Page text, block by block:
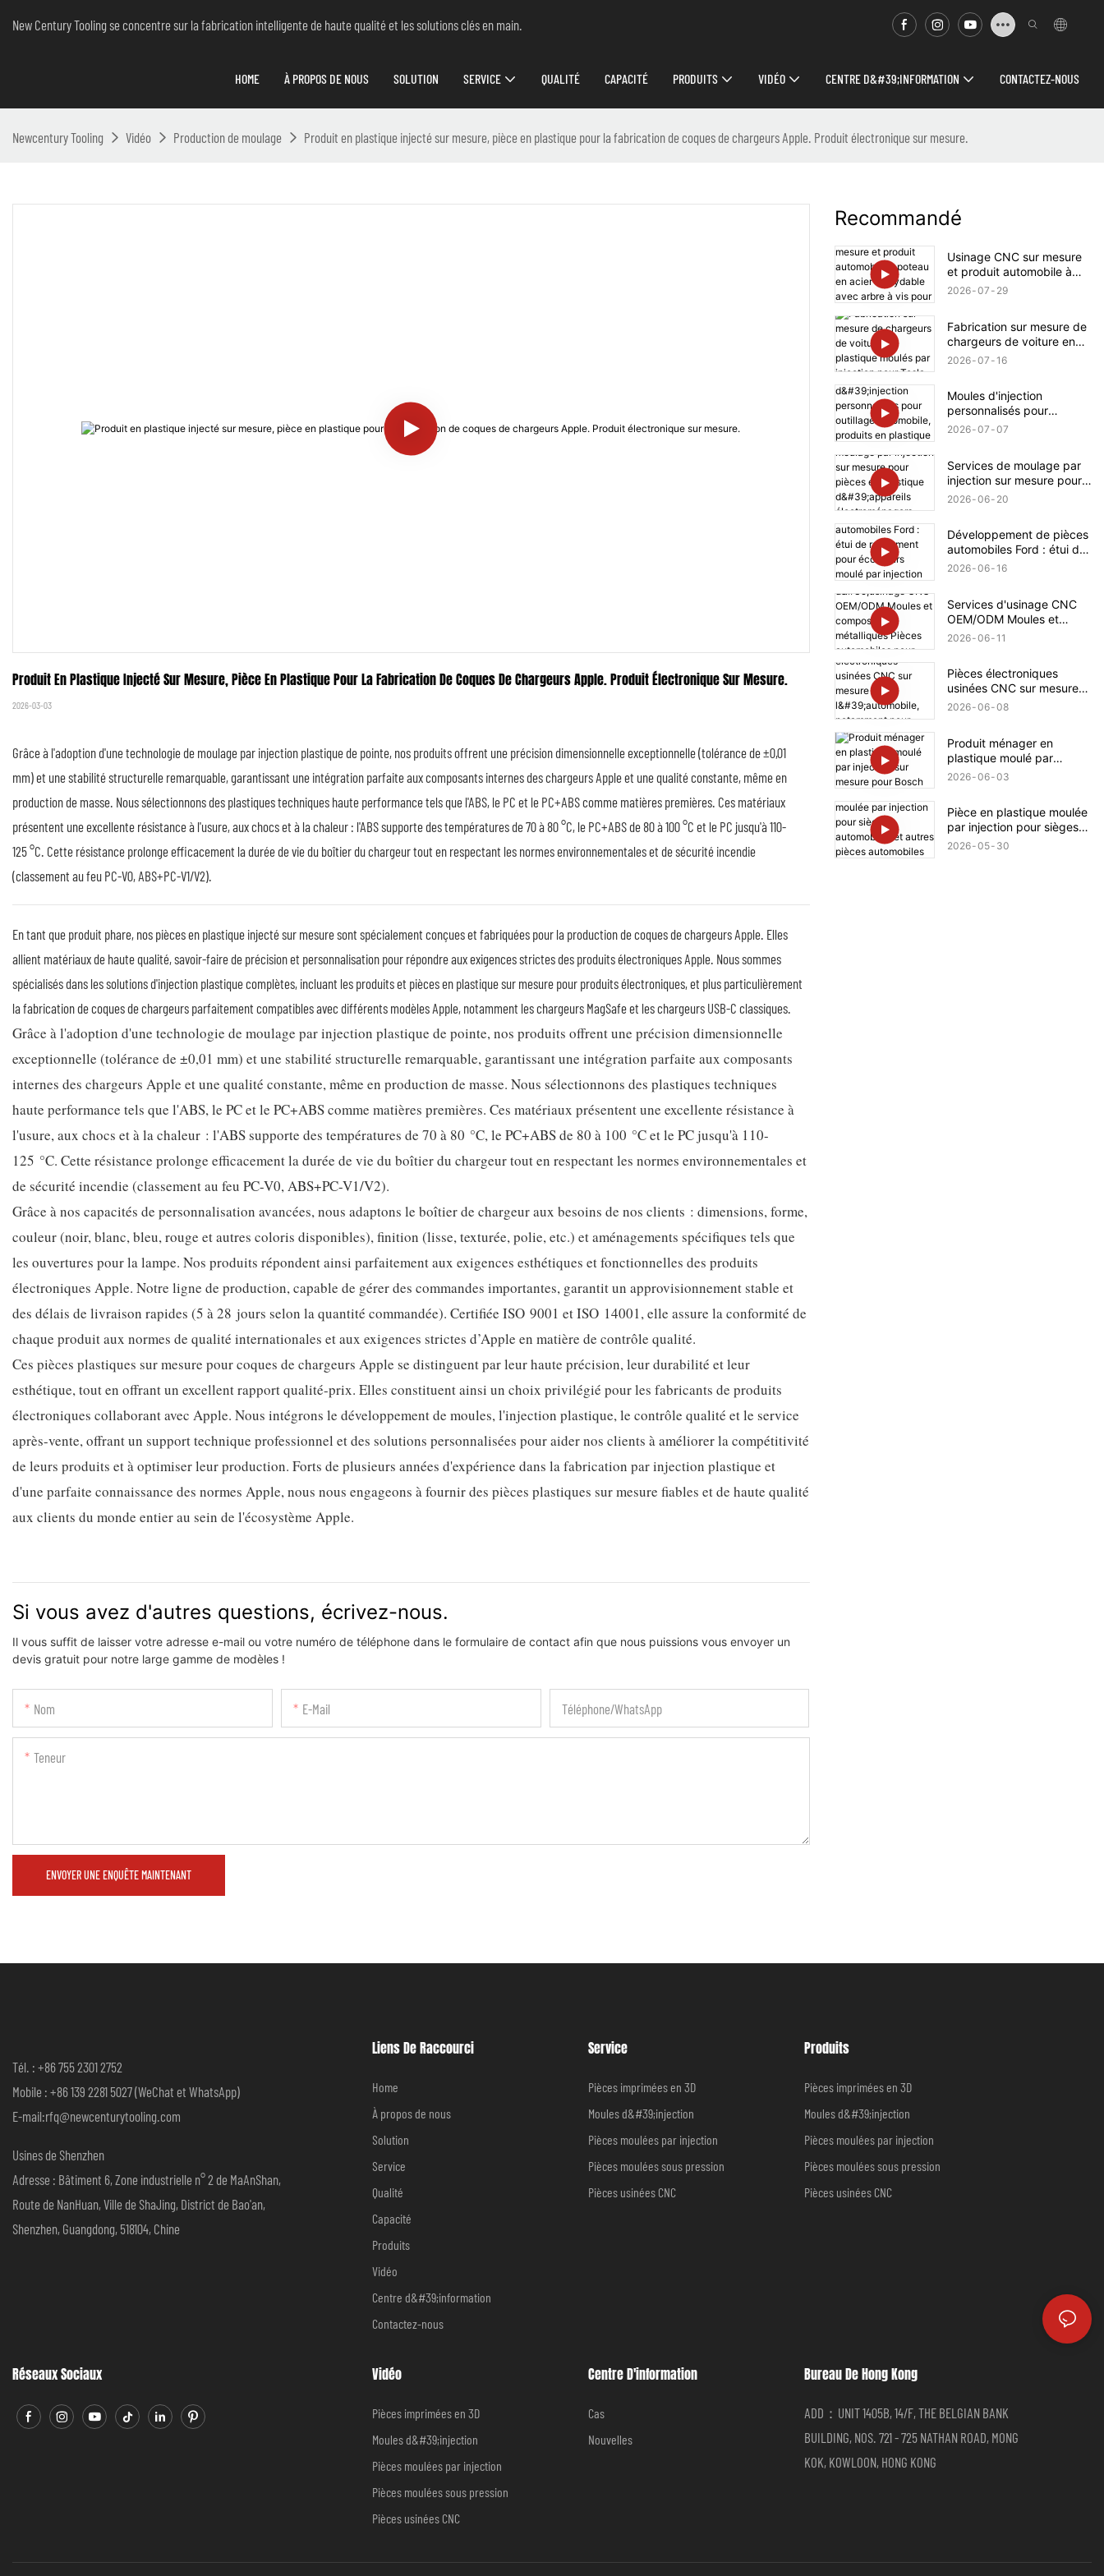
New Century Tooling se concentre sur la fabrication intelligente de haute qualité et les solutions clés en main.
HOME À PROPOS DE NOUS SOLUTION SERVICE QUALITÉ CAPACITÉ PRODUITS VIDÉO CENTRE D&#39;INFORMATION CONTACTEZ-NOUS
Newcentury Tooling Vidéo Production de moulage Produit en plastique injecté sur mesure, pièce en plastique pour la fabrication de coques de chargeurs Apple. Produit électronique sur mesure.
Produit En Plastique Injecté Sur Mesure, Pièce En Plastique Pour La Fabrication De Coques De Chargeurs Apple. Produit Électronique Sur Mesure.
2026-03-03
Grâce à l'adoption d'une technologie de moulage par injection plastique de pointe, nos produits offrent une précision dimensionnelle exceptionnelle (tolérance de ±0,01
mm) et une stabilité structurelle remarquable, garantissant une intégration parfaite aux composants internes des chargeurs Apple et une qualité constante, même en
production de masse. Nous sélectionnons des plastiques techniques haute performance tels que l'ABS, le PC et le PC+ABS comme matières premières. Ces matériaux
présentent une excellente résistance à l'usure, aux chocs et à la chaleur : l'ABS supporte des températures de 70 à 80 °C, le PC+ABS de 80 à 100 °C et le PC jusqu'à 110-
125 °C. Cette résistance prolonge efficacement la durée de vie du boîtier du chargeur tout en respectant les normes environnementales et de sécurité incendie
(classement au feu PC-V0, ABS+PC-V1/V2).
En tant que produit phare, nos pièces en plastique injecté sur mesure sont spécialement conçues et fabriquées pour la production de coques de chargeurs Apple. Elles
allient matériaux de haute qualité, savoir-faire de précision et personnalisation pour répondre aux exigences strictes des produits électroniques Apple. Nous sommes
spécialisés dans les solutions d'injection plastique complètes, incluant les produits et pièces en plastique sur mesure pour produits électroniques, et plus particulièrement
la fabrication de coques de chargeurs parfaitement compatibles avec différents modèles Apple, notamment les chargeurs MagSafe et les chargeurs USB-C classiques.
Grâce à l'adoption d'une technologie de moulage par injection plastique de pointe, nos produits offrent une précision dimensionnelle
exceptionnelle (tolérance de ±0,01 mm) et une stabilité structurelle remarquable, garantissant une intégration parfaite aux composants
internes des chargeurs Apple et une qualité constante, même en production de masse. Nous sélectionnons des plastiques techniques
haute performance tels que l'ABS, le PC et le PC+ABS comme matières premières. Ces matériaux présentent une excellente résistance à
l'usure, aux chocs et à la chaleur : l'ABS supporte des températures de 70 à 80 °C, le PC+ABS de 80 à 100 °C et le PC jusqu'à 110-
125 °C. Cette résistance prolonge efficacement la durée de vie du boîtier du chargeur tout en respectant les normes environnementales et
de sécurité incendie (classement au feu PC-V0, ABS+PC-V1/V2).
Grâce à nos capacités de personnalisation avancées, nous adaptons le boîtier de chargeur aux besoins de nos clients : dimensions, forme,
couleur (noir, blanc, bleu, rouge et autres coloris disponibles), finition (lisse, texturée, polie, etc.) et aménagements spécifiques tels que
les ouvertures pour la lampe. Nos produits répondent ainsi parfaitement aux exigences esthétiques et fonctionnelles des produits
électroniques Apple. Notre ligne de production, capable de gérer des commandes importantes, garantit un approvisionnement stable et
des délais de livraison rapides (5 à 28 jours selon la quantité commandée). Certifiée ISO 9001 et ISO 14001, elle assure la conformité de
chaque produit aux normes de qualité internationales et aux exigences strictes d’Apple en matière de contrôle qualité.
Ces pièces plastiques sur mesure pour coques de chargeurs Apple se distinguent par leur haute précision, leur durabilité et leur
esthétique, tout en offrant un excellent rapport qualité-prix. Elles constituent ainsi un choix privilégié pour les fabricants de produits
électroniques collaborant avec Apple. Nous intégrons le développement de moules, l'injection plastique, le contrôle qualité et le service
après-vente, offrant un support technique professionnel et des solutions personnalisées pour aider nos clients à améliorer la compétitivité
de leurs produits et à optimiser leur production. Forts de plusieurs années d'expérience dans la fabrication par injection plastique et
d'une parfaite connaissance des normes Apple, nous nous engageons à fournir des pièces plastiques sur mesure fiables et de haute qualité
aux clients du monde entier au sein de l'écosystème Apple.
Si vous avez d'autres questions, écrivez-nous.
Il vous suffit de laisser votre adresse e-mail ou votre numéro de téléphone dans le formulaire de contact afin que nous puissions vous envoyer un
devis gratuit pour notre large gamme de modèles !
Nom E-Mail Téléphone/WhatsApp
Teneur
ENVOYER UNE ENQUÊTE MAINTENANT
Recommandé
Usinage CNC sur mesure
et produit automobile à
poteau en acier
2026 07 29
Fabrication sur mesure de
chargeurs de voiture en
plastique moulés par
2026 07 16
Moules d'injection
personnalisés pour
outillage automobile,
2026 07 07
Services de moulage par
injection sur mesure pour
pièces en plastique
2026 06 20
Développement de pièces
automobiles Ford : étui de
rangement pour écouteurs
2026 06 16
Services d'usinage CNC
OEM/ODM Moules et
composants métalliques
2026 06 11
Pièces électroniques
usinées CNC sur mesure
pour l'automobile,
2026 06 08
Produit ménager en
plastique moulé par
injection sur mesure pour
2026 06 03
Pièce en plastique moulée
par injection pour sièges
automobiles et autres
2026 05 30
Tél. : +86 755 2301 2752
Mobile : +86 139 2281 5027 (WeChat et WhatsApp)
E-mail:rfq@newcenturytooling.com
Usines de Shenzhen
Adresse : Bâtiment 6, Zone industrielle n° 2 de MaAnShan,
Route de NanHuan, Ville de ShaJing, District de Bao'an,
Shenzhen, Guangdong, 518104, Chine
Liens De Raccourci
Home
À propos de nous
Solution
Service
Qualité
Capacité
Produits
Vidéo
Centre d&#39;information
Contactez-nous
Service
Pièces imprimées en 3D
Moules d&#39;injection
Pièces moulées par injection
Pièces moulées sous pression
Pièces usinées CNC
Produits
Pièces imprimées en 3D
Moules d&#39;injection
Pièces moulées par injection
Pièces moulées sous pression
Pièces usinées CNC
Réseaux Sociaux Vidéo
Pièces imprimées en 3D
Moules d&#39;injection
Pièces moulées par injection
Pièces moulées sous pression
Pièces usinées CNC
Centre D'information
Cas
Nouvelles
Bureau De Hong Kong
ADD：UNIT 1405B, 14/F, THE BELGIAN BANK
BUILDING, NOS. 721 - 725 NATHAN ROAD, MONG
KOK, KOWLOON, HONG KONG